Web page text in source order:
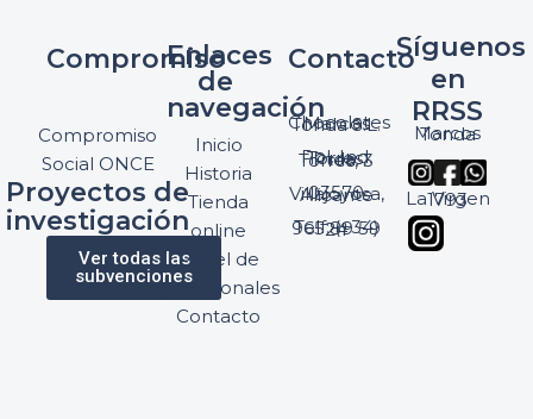
Compromiso
Compromiso
Social ONCE
Proyectos de
investigación
Ver todas las
subvenciones
Enlaces
de
navegación
Inicio
Historia
Tienda
online
Panel de
profesionales
Contacto
Contacto
Chocolates Marcos Tonda S.L.
Pol. Ind. Torres, Ptda. Torres, 3
03570 Villajoyosa, Alicante
Telf: (+34) 965 89 59 24
Síguenos
en
RRSS
Marcos Tonda
La Virgen 1793